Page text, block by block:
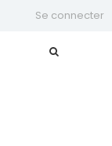
Se connecter